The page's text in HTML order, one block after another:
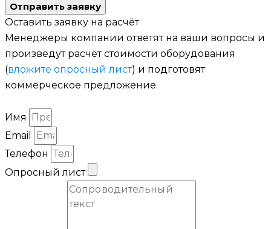
Отправить заявку
Оставить заявку на расчёт
Менеджеры компании ответят на ваши вопросы и
произведут расчёт стоимости оборудования
(вложите опросный лист) и подготовят
коммерческое предложение.
Имя
Email
Телефон
Опросный лист